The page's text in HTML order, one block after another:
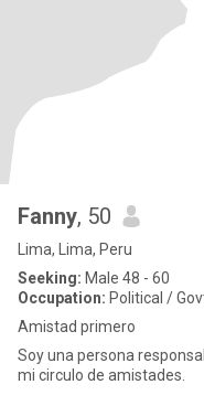
Fanny, 50
Lima, Lima, Peru
Seeking: Male 48 - 60
Occupation: Political /
Amistad primero
Soy una persona
mi circulo de amistades.